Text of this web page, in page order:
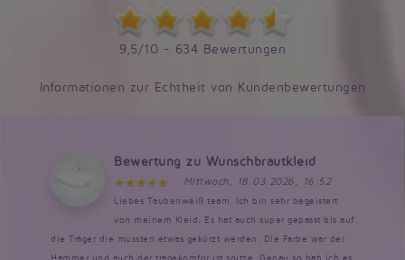
9,5/10 - 634 Bewertungen
Informationen zur Echtheit von Kundenbewertungen
Bewertung zu Wunschbrautkleid
Mittwoch, 18.03.2026, 16:52
Liebes Taubenweiß team, Ich bin sehr begeistert
von meinem Kleid. Es hat auch super gepasst bis auf
die Träger die mussten etwas gekürzt werden. Die Farbe war der
Hammer und auch der tragekomfor ist spitze. Genau so hab ich es